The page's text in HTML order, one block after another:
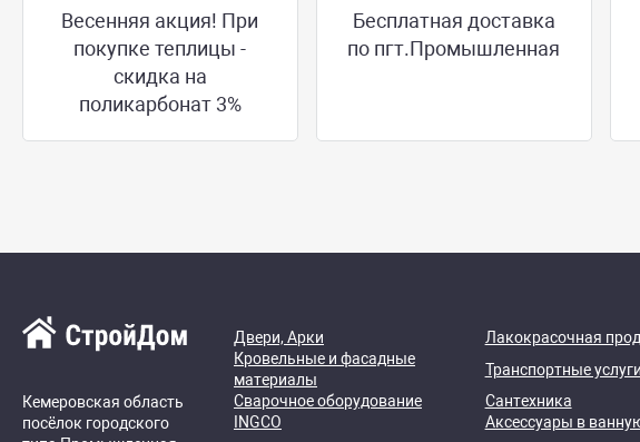
Весенняя акция! При
покупке теплицы -
скидка на
поликарбонат 3%
Бесплатная доставка
по пгт.Промышленная
Кемеровская область
посёлок городского
Двери, Арки Лакокрасочная
Кровельные и фасадные
материалы
Транспортные услуги
Сварочное оборудование
Сантехника
INGCO
Аксессуары в